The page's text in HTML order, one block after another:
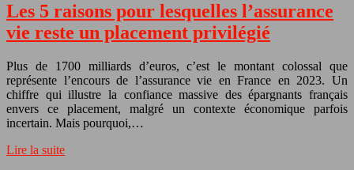
Les 5 raisons pour lesquelles l’assurance
vie reste un placement privilégié
Plus de 1700 milliards d’euros, c’est le montant colossal que
représente l’encours de l’assurance vie en France en 2023. Un
chiffre qui illustre la confiance massive des épargnants français
envers ce placement, malgré un contexte économique parfois
incertain. Mais pourquoi,…
Lire la suite